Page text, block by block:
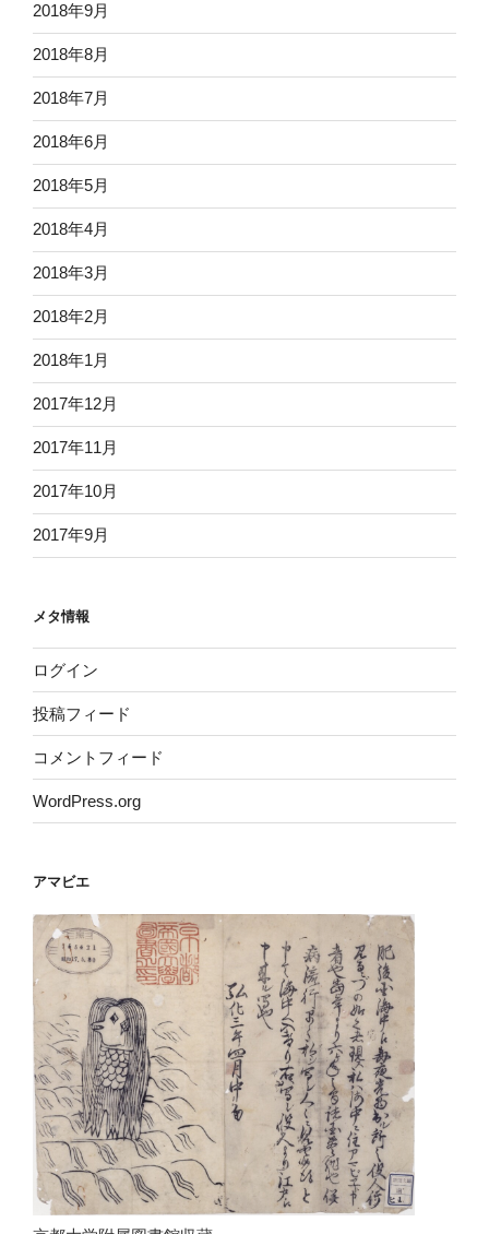
2018年9月
2018年8月
2018年7月
2018年6月
2018年5月
2018年4月
2018年3月
2018年2月
2018年1月
2017年12月
2017年11月
2017年10月
2017年9月
メタ情報
ログイン
投稿フィード
コメントフィード
WordPress.org
アマビエ